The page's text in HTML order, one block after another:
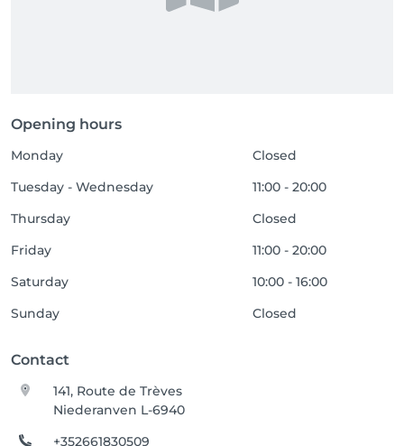
Opening hours
Monday
Closed
Tuesday - Wednesday
11:00 - 20:00
Thursday
Closed
Friday
11:00 - 20:00
Saturday
10:00 - 16:00
Sunday
Closed
Contact
141, Route de Trèves
Niederanven L-6940
+352661830509